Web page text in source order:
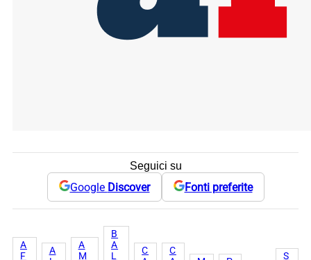
Seguici su
Google Discover Fonti preferite
A
F
A
A
M
B
A
L
C
C
S